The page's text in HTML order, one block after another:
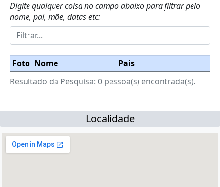
Digite qualquer coisa no campo abaixo para filtrar pelo
nome, pai, mãe, datas etc:
Foto Nome
Pais
Resultado da Pesquisa: 0 pessoa(s) encontrada(s).
Localidade